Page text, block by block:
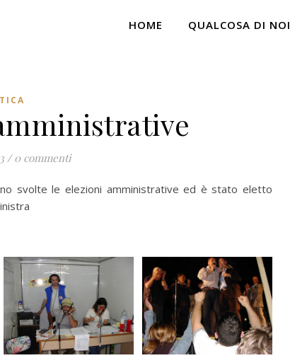
HOME QUALCOSA DI NOI
/ 0 commenti
svolte le elezioni amministrative ed è stato eletto